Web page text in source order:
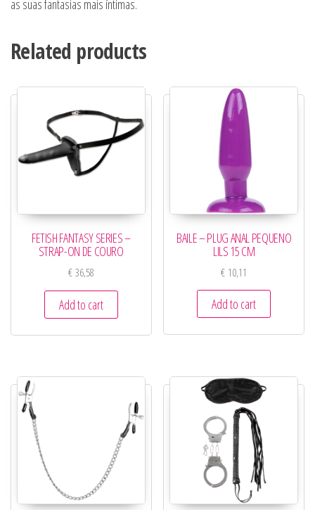
as suas fantasias mais íntimas.
Related products
FETISH FANTASY SERIES –
STRAP-ON DE COURO
€36,58
Add to cart
BAILE – PLUG ANAL PEQUENO
LILS 15 CM
€ 10,11
Add to cart